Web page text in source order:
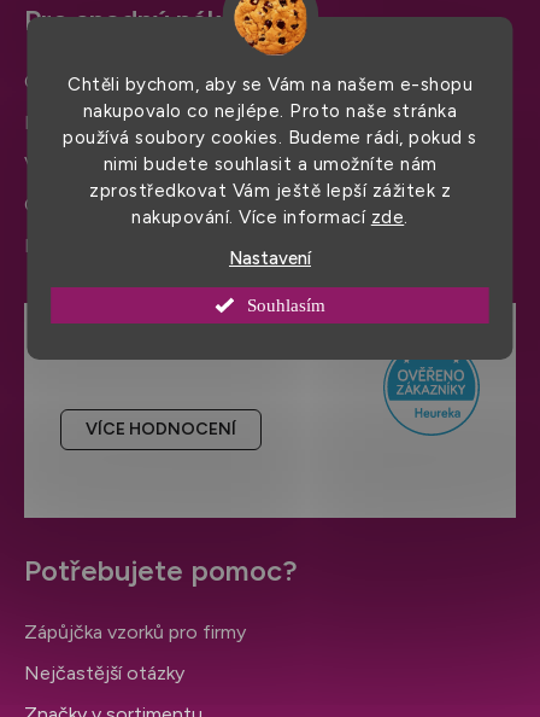
Chtěli bychom, aby se Vám na našem e-shopu
nakupovalo co nejlépe. Proto naše stránka
používá soubory cookies. Budeme rádi, pokud s
nimi budete souhlasit a umožníte nám
zprostředkovat Vám ještě lepší zážitek z
nakupování. Více informací zde.
Nastavení
Souhlasím
Hodnocení obchodu
VÍCE HODNOCENÍ
Pro snadný nákup
Obchodní podmínky
Doprava a platba
Výměna zboží a reklamace
Ochrana osobních údajů
Informace a nastavení cookies
Potřebujete pomoc?
Zápůjčka vzorků pro firmy
Nejčastější otázky